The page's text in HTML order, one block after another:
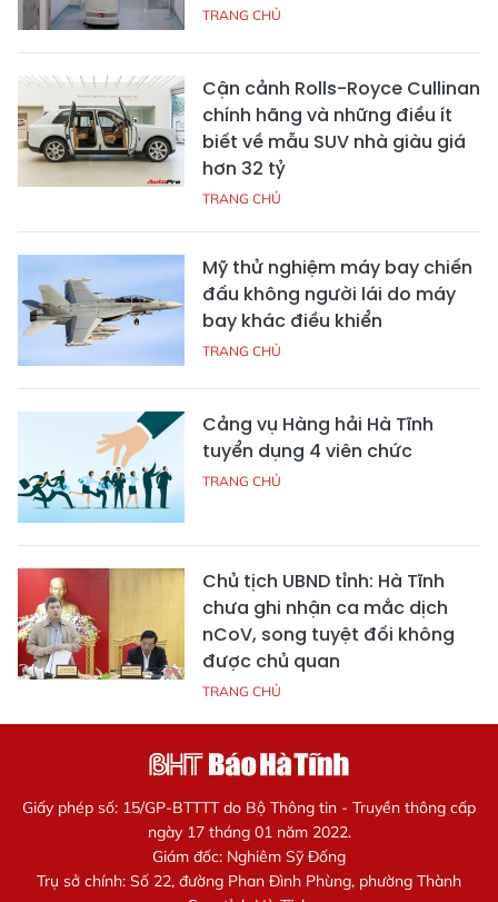
TRANG CHỦ
Cận cảnh Rolls-Royce Cullinan
chính hãng và những điều ít
biết về mẫu SUV nhà giàu giá
hơn 32 tỷ
TRANG CHỦ
Mỹ thử nghiệm máy bay chiến
đấu không người lái do máy
bay khác điều khiển
TRANG CHỦ
Cảng vụ Hàng hải Hà Tĩnh
tuyển dụng 4 viên chức
TRANG CHỦ
Chủ tịch UBND tỉnh: Hà Tĩnh
chưa ghi nhận ca mắc dịch
nCoV, song tuyệt đối không
được chủ quan
TRANG CHỦ
Giấy phép số: 15/GP-BTTTT do Bộ Thông tin - Truyền thông cấp
ngày 17 tháng 01 năm 2022.
Giám đốc: Nghiêm Sỹ Đống
Trụ sở chính: Số 22, đường Phan Đình Phùng, phường Thành